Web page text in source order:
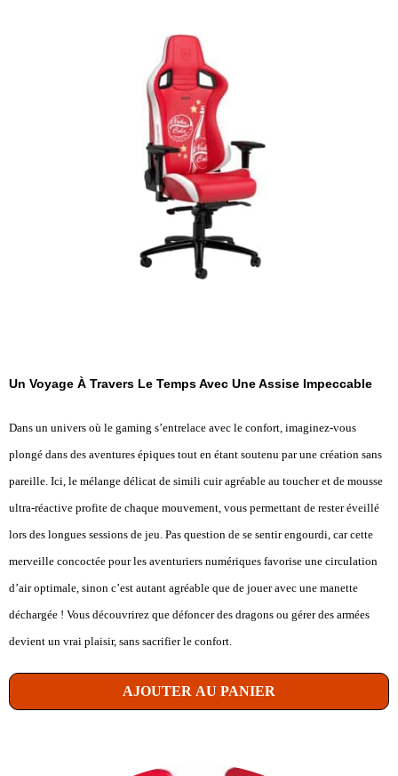
Un Voyage À Travers Le Temps Avec Une Assise Impeccable
Dans un univers où le gaming s’entrelace avec le confort, imaginez-vous
plongé dans des aventures épiques tout en étant soutenu par une création sans
pareille. Ici, le mélange délicat de simili cuir agréable au toucher et de mousse
ultra-réactive profite de chaque mouvement, vous permettant de rester éveillé
lors des longues sessions de jeu. Pas question de se sentir engourdi, car cette
merveille concoctée pour les aventuriers numériques favorise une circulation
d’air optimale, sinon c’est autant agréable que de jouer avec une manette
déchargée ! Vous découvrirez que défoncer des dragons ou gérer des armées
devient un vrai plaisir, sans sacrifier le confort.
AJOUTER AU PANIER